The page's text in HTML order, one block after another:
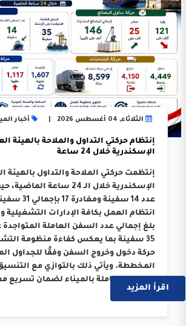
الثلاثاء, 04 أغسطس 2026 أخبار
إنتظام حركتي التداول والملاحة بالهيئة
الإسكندرية خلال 24 ساعة
إنتظمت حركتي الملاحة والتداول بالهيئة
الإسكندرية خلال الـ 24 ساعة
عدد 14 سفينة
انتظام العمل بكافة الإدارات التشغيلية
بلغ إجمالي عدد السفن العاملة المتواجدة
35 سفينة بما يعكس كفاءة منظومة
حركة دخول وخروج السفن وفقًا للجداول
المخططة. ويأتي ذلك بالتوازي مع
الجهات العاملة بالميناء لضمان تسريع
اقرأ المزيد